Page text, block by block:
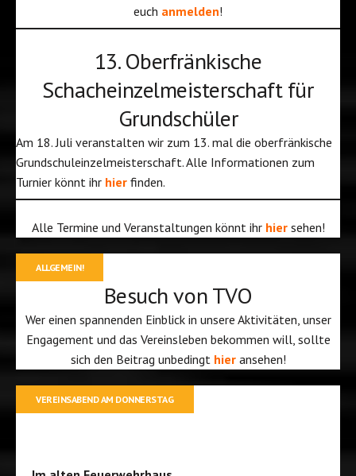
euch anmelden!
13. Oberfränkische
Schacheinzelmeisterschaft für
Grundschüler
Am 18. Juli veranstalten wir zum 13. mal die oberfränkische
Grundschuleinzelmeisterschaft. Alle Informationen zum
Turnier könnt ihr hier finden.
Alle Termine und Veranstaltungen könnt ihr hier sehen!
ALLGEMEIN!
Besuch von TVO
Wer einen spannenden Einblick in unsere Aktivitäten, unser
Engagement und das Vereinsleben bekommen will, sollte
sich den Beitrag unbedingt hieransehen!
VEREINSABEND AM DONNERSTAG